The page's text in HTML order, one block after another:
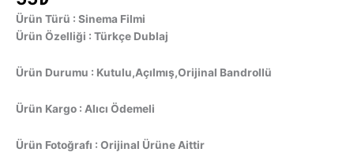
Ürün Türü : Sinema Filmi
Ürün Özelliği : Türkçe Dublaj
Ürün Durumu : Kutulu,Açılmış,Orijinal Bandrollü
Ürün Kargo : Alıcı Ödemeli
Ürün Fotoğrafı : Orijinal Ürüne Aittir